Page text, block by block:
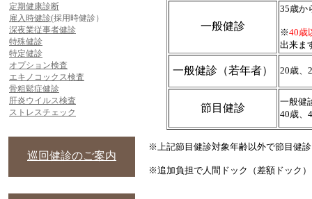
定期健康診断
雇入時健診(採用時健診）
深夜業従事者健診
特殊健診
特定健診
オプション検査
エキノコックス検査
骨粗鬆症健診
肝炎ウイルス検査
ストレスチェック
巡回健診のご案内
一般健診
35歳か
※40歳
出来ま
一般健診（若年者） 20歳、
節目健診
一般健
40歳、
※上記節目健診対象年齢以外で節目健
※追加負担で人間ドック（差額ドック